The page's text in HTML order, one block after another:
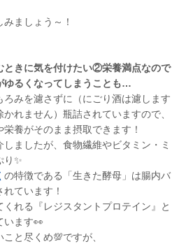
ましょう～！
ときに気を付けたい②栄養満点なので
ゆるくなってしまうことも…
みを濾さずに（にごり酒は濾します
れません）瓶詰されていますので、
養がそのまま摂取できます！
しましたが、食物繊維やビタミン・ミ
り✨
の特徴である「生きた酵母」は腸内バ
ています！
れる『レジスタントプロテイン』と
います👀
と尽くめ💯ですが、